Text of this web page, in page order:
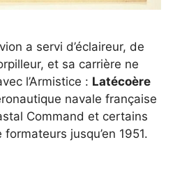
a servi d’éclaireur, de
et sa carrière ne
l’Armistice : Latécoère
navale française
Command et certains
jusqu’en 1951.